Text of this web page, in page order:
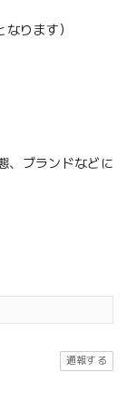
ります）
、ブランドなどに
通報する